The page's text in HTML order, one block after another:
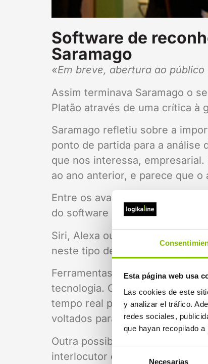
Esta página web usa
Las cookies de este
y analizar el tráfico.
redes sociales,
que hayan recopilado
Necesarias
Software de
Saramago
«Em breve, abertura ao
Assim terminava Saramago o
Platão através de uma crítica à
Saramago refletiu sobre a
ponto de partida para a análise
que nos interessa,
ao ano anterior, e parece que
Entre os avanços mais
do software de reconhecimento
Siri, Alexa ou Cortana são os
neste tipo de software, mais
Ferramentas como o Live
tecnologia. Como o próprio
tempo real para facilitar uma
voltados para pessoas com
Outra possibilidade desta
interlocutor e interpretar os